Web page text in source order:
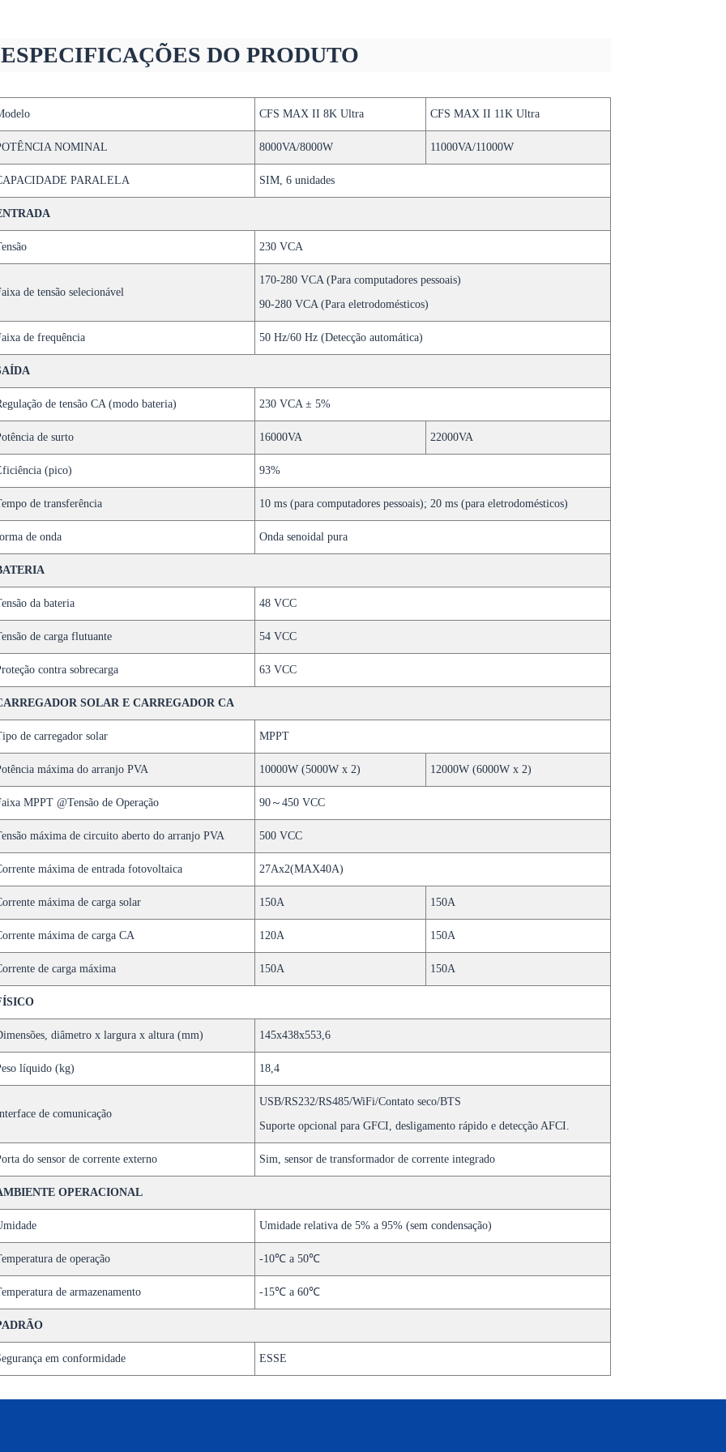
ESPECIFICAÇÕES DO PRODUTO
CFS MAX II 8K Ultra CFS MAX II 11K Ultra
NOMINAL 8000VA/8000W 11000VA/11000W
PARALELA SIM, 6 unidades
230 VCA
de tensão selecionável
170-280 VCA (Para computadores pessoais)
90-280 VCA (Para eletrodomésticos)
de frequência 50 Hz/60 Hz (Detecção automática)
de tensão CA (modo bateria) 230 VCA ± 5%
de surto 16000VA 22000VA
(pico) 93%
de transferência 10 ms (para computadores pessoais); 20 ms (para eletrodomésticos)
de onda Onda senoidal pura
da bateria 48 VCC
de carga flutuante 54 VCC
contra sobrecarga 63 VCC
SOLAR E CARREGADOR CA
de carregador solar MPPT
máxima do arranjo PVA 10000W (5000W x 2) 12000W (6000W x 2)
MPPT @Tensão de Operação 90～450 VCC
máxima de circuito aberto do arranjo PVA 500 VCC
máxima de entrada fotovoltaica 27Ax2(MAX40A)
máxima de carga solar 150A 150A
máxima de carga CA 120A 150A
de carga máxima 150A 150A
diâmetro x largura x altura (mm) 145x438x553,6
líquido (kg) 18,4
de comunicação
USB/RS232/RS485/WiFi/Contato seco/BTS
Suporte opcional para GFCI, desligamento rápido e detecção AFCI.
do sensor de corrente externo Sim, sensor de transformador de corrente integrado
OPERACIONAL
Umidade relativa de 5% a 95% (sem condensação)
de operação -10℃ a 50℃
de armazenamento -15℃ a 60℃
em conformidade ESSE